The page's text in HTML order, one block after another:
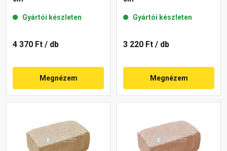
Gyártói készleten
4 370 Ft / db
Megnézem
Gyártói készleten
3 220 Ft / db
Megnézem